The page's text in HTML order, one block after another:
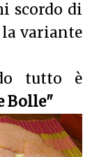
scordo di
la variante
tutto è
Bolle"